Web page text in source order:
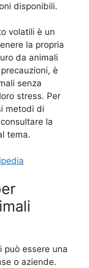
disponibili.
volatili è un
la propria
da animali
è
senza
stress. Per
metodi di
la
tema.
può essere una
o aziende.